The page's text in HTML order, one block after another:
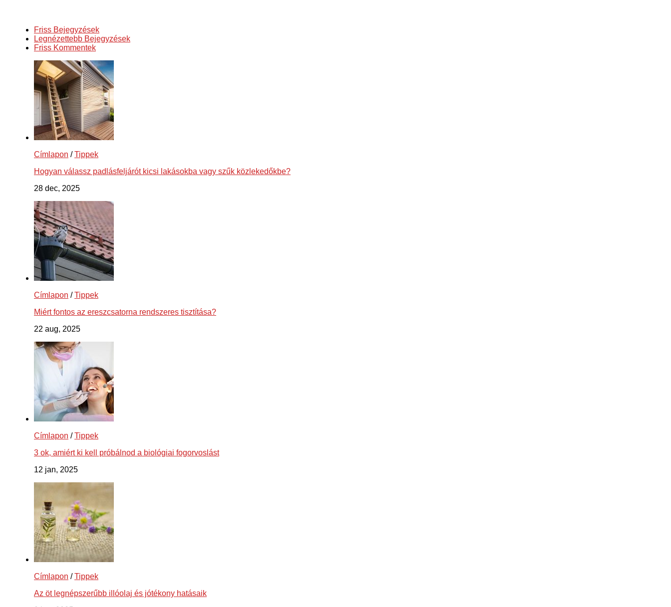
Friss Bejegyzések
Legnézettebb Bejegyzések
Friss Kommentek
Címlapon /Tippek
Hogyan válassz padlásfeljárót kicsi lakásokba vagy szűk közlekedőkbe?
28 dec, 2025
Címlapon /Tippek
Miért fontos az ereszcsatorna rendszeres tisztítása?
22 aug, 2025
Címlapon /Tippek
3 ok, amiért ki kell próbálnod a biológiai fogorvoslást
12 jan, 2025
Címlapon /Tippek
Az öt legnépszerűbb illóolaj és jótékony hatásaik